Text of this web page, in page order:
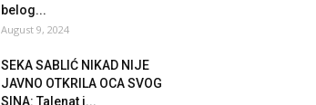
belog...
August 9, 2024
SEKA SABLIĆ NIKAD NIJE
JAVNO OTKRILA OCA SVOG
SINA: Talenat i...